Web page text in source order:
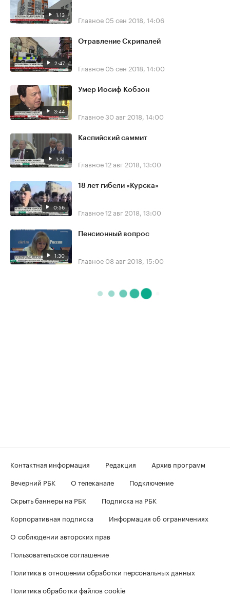
1:13 Главное 05 сен 2018, 14:06
2:47
Отравление Скрипалей
Главное 05 сен 2018, 14:00
3:44
Умер Иосиф Кобзон
Главное30 авг 2018, 14:00
1:31
Каспийский саммит
Главное12 авг 2018, 13:00
0:56
18 лет гибели «Курска»
Главное12 авг 2018, 13:00
1:30
Пенсионный вопрос
Главное 08 авг 2018, 15:00
Контактная информация Редакция
Архив программ
Вечерний РБК
О телеканале
Подключение
Скрыть баннеры на РБК
Подписка на РБК
Корпоративная подписка
Информация об ограничениях
О соблюдении авторских прав
Пользовательское соглашение
Политика в отношении обработки персональных данных
Политика обработки файлов cookie